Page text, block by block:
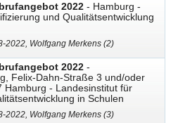
2022 - Hamburg -
und Qualitätsentwicklung
2022, Wolfgang Merkens (2)
2022 -
Felix-Dahn-Straße 3 und/oder
Hamburg - Landesinstitut für
in Schulen
2022, Wolfgang Merkens (3)